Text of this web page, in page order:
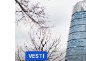
VESTI